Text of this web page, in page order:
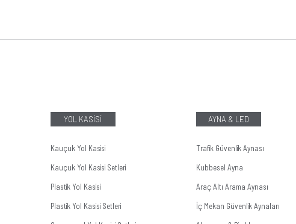
YOL KASİSİ
Kauçuk Yol Kasisi
Kauçuk Yol Kasisi Setleri
Plastik Yol Kasisi
Plastik Yol Kasisi Setleri
AYNA & LED
Trafik Güvenlik Aynası
Kubbesel Ayna
Araç Altı Arama Aynası
İç Mekan Güvenlik Aynaları